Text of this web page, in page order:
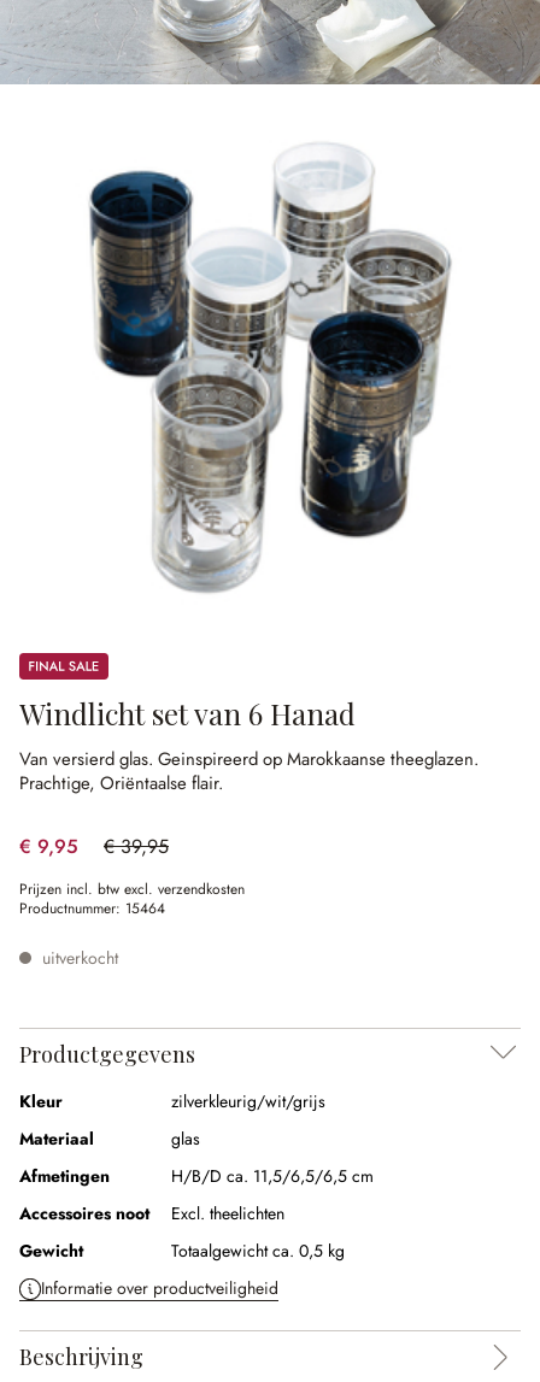
Sale
Windlicht set van 6 Hanad
Van versierd glas. Geinspireerd op Marokkaanse theeglazen.
Prachtige, Oriëntaalse flair.
€ 9,95 € 39,95
(75.09% gespart)
Prijzen incl. btw excl. verzendkosten
Productnummer: 15464
uitverkocht
Productgegevens
Kleur
zilverkleurig/wit/grijs
Materiaal
glas
Afmetingen
H/B/D ca. 11,5/6,5/6,5 cm
Accessoires noot
Excl. theelichten
Gewicht
Totaalgewicht ca. 0,5 kg
Informatie over productveiligheid
Beschrijving